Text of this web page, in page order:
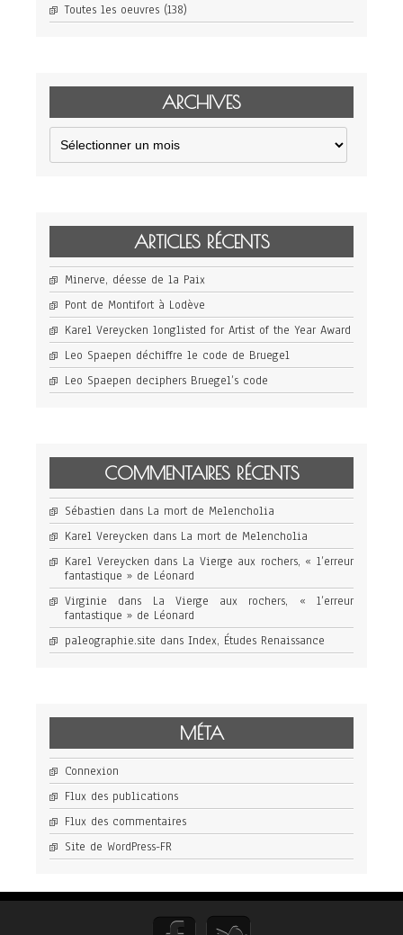
Toutes les oeuvres (138)
ARCHIVES
Archives
ARTICLES RÉCENTS
Minerve, déesse de la Paix
Pont de Montifort à Lodève
Karel Vereycken longlisted for Artist of the Year Award
Leo Spaepen déchiffre le code de Bruegel
Leo Spaepen deciphers Bruegel’s code
COMMENTAIRES RÉCENTS
Sébastien dans La mort de Melencholia
Karel Vereycken dans La mort de Melencholia
Karel Vereycken dans La Vierge aux rochers, « l’erreur
fantastique » de Léonard
Virginie dans La Vierge aux rochers, « l’erreur
fantastique » de Léonard
paleographie.site dans Index, Études Renaissance
MÉTA
Connexion
Flux des publications
Flux des commentaires
Site de WordPress-FR